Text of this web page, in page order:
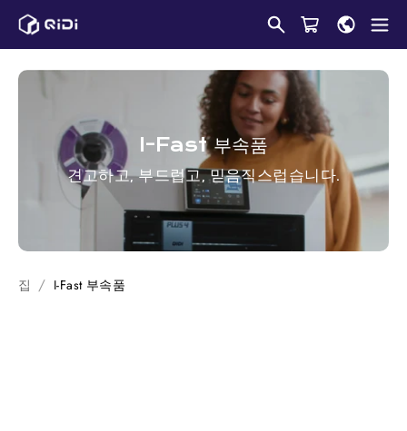
I-Fast부속품
견고하고, 부드럽고, 믿음직스럽습니다.
집 I-Fast부속품